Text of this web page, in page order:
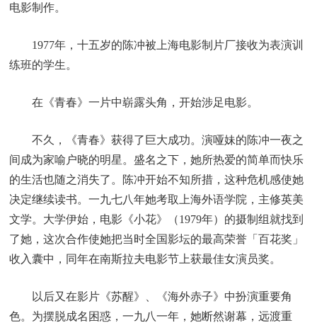
电影制作。
1977年，十五岁的陈冲被上海电影制片厂接收为表演训
练班的学生。
在《青春》一片中崭露头角，开始涉足电影。
不久，《青春》获得了巨大成功。演哑妹的陈冲一夜之
间成为家喻户晓的明星。盛名之下，她所热爱的简单而快乐
的生活也随之消失了。陈冲开始不知所措，这种危机感使她
决定继续读书。一九七八年她考取上海外语学院，主修英美
文学。大学伊始，电影《小花》（1979年）的摄制组就找到
了她，这次合作使她把当时全国影坛的最高荣誉「百花奖」
收入囊中，同年在南斯拉夫电影节上获最佳女演员奖。
以后又在影片《苏醒》、《海外赤子》中扮演重要角
色。为摆脱成名困惑，一九八一年，她断然谢幕，远渡重